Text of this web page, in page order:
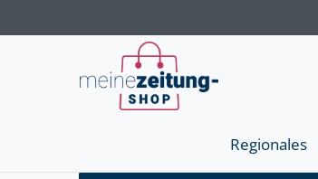
Regionales